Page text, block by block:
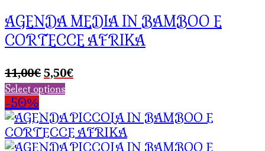
AGENDA MEDIA IN BAMBOO E
CORTECCE AFRIKA
11,00€ Il
prezzo
era:
11,00€.
5,50€Il
è:
5,50€.
Select options
-50%